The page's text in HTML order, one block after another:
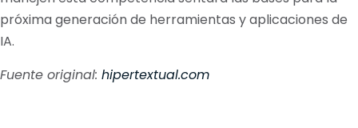
próxima generación de herramientas y aplicaciones de
IA.
Fuente original: hipertextual.com